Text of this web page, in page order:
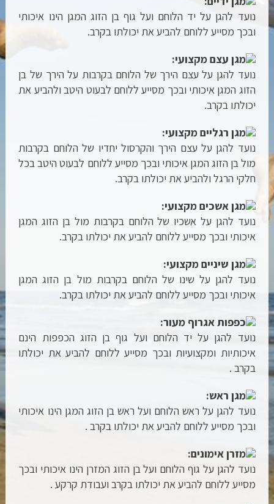
נועד להגן על יד הלוחם ועל גוף בן הזוג המגן הינו איכותי
ובכך מסייע ללוחם להביע את יכולתו בקרב.
מגן עצם מקצועי:
נועד להגן על עצם הירך של הלוחם בקרבות על הירך של בן
הזוג המגן איכותי ובכך מסייע ללוחם לבעוט היטב ולהביע את
יכולתו בקרב.
מגן רגליים מקצועי:
נועד להגן על עצם הירך והקרסול יחדיו של הלוחם בקרבות
מול בן הזוג המגן איכותי ובכך מסייע ללוחם לבעוט היטב בכל
חלקי הרגל ולהביע את יכולתו בקרב.
מגן אשכים מקצועי:
נועד להגן על אשכיו של הלוחם בקרבות מול בן הזוג המגן
איכותי ובכך מסייע ללוחם להביע את יכולתו בקרב.
מגן שיניים מקצועי:
נועד להגן על שינו של הלוחם בקרבות מול בן הזוג המגן
איכותי ובכך מסייע ללוחם להביע את יכולתו בקרב.
כפפות אגרוף מעור:
נועד להגן על יד הלוחם ועל גוף בן הזוג הכפפות הינם
איכותיות ומקצועיות ובכך מסייע ללוחם להביע את יכולתו
בקרב .
מגן ראש:
נועד להגן על ראש הלוחם ועל ראש בן הזוג המגן הינו איכותי
ובכך מסייע ללוחם להביע את יכולתו בקרב .
מזרן אימונים:
נועד להגן על גוף הלוחם ועל בן הזוג המזרן הינו איכותי ובכך
מסייע ללוחם להביע את יכולתו בקרב ועבודת קרקע .